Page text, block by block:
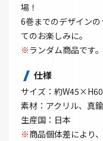
場！
6巻までのデザイン
てのお楽しみに。
※ランダム商品です
仕様
サイズ：約
素材：アクリル、真鍮
生産国：日本
※商品個体差により